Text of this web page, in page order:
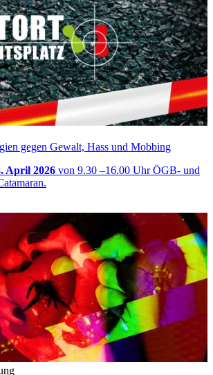
gegen Gewalt, Hass und Mobbing
April 2026 von 9.30 –16.00 Uhr ÖGB- und